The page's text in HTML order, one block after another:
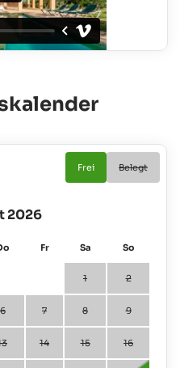
Frei Belegt
2026
Fr Sa So
1 2
6 7 8 9
14 15 16